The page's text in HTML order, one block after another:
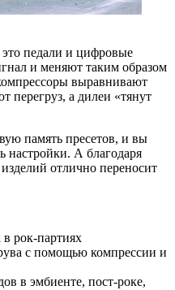
педали и цифровые
и меняют таким образом
выравнивают
перегруз, а дилеи «тянут
память пресетов, и вы
настройки. А благодаря
отлично переносит
в рок-партиях
с помощью компрессии и
в эмбиенте, пост-роке,